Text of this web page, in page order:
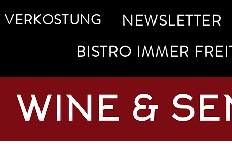
VERKOSTUNG NEWSLETTER
BISTRO IMMER